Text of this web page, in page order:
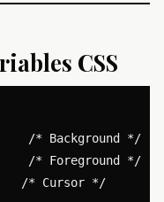
CSS
/* Background */
/* Foreground */
/* Cursor */